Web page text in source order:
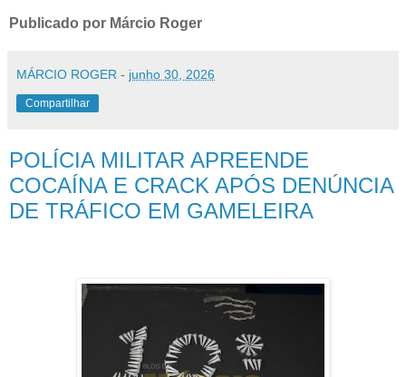
Publicado por Márcio Roger
MÁRCIO ROGER - junho 30, 2026
Compartilhar
POLÍCIA MILITAR APREENDE
COCAÍNA E CRACK APÓS DENÚNCIA
DE TRÁFICO EM GAMELEIRA